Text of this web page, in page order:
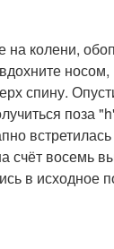
на колени,
носом,
спину.
поза
счёт восемь
в исходное